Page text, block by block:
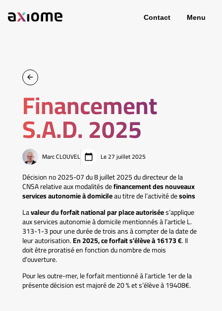
Contact Menu
Financement
S.A.D. 2025
Marc CLOUVEL Le 27 juillet 2025
Décision no 2025-07 du 8 juillet 2025 du directeur de la
CNSA relative aux modalités definancement des nouveaux
services autonomie à domicileau titre de l’activité desoins
Lavaleur du forfait national par place autorisées’applique
aux services autonomie à domicile mentionnés à l’article L.
313-1-3 pour une durée de trois ans à compter de la date de
leur autorisation.En 2025, ce forfait s’élève à 16173 €. Il
doit être proratisé en fonction du nombre de mois
d’ouverture.
Pour les outre-mer, le forfait mentionné à l’article 1er de la
présente décision est majoré de 20 % et s’élève à 19408€.